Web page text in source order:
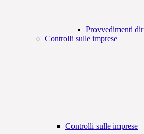
Provvedimenti
Controlli sulle imprese
Controlli sulle imprese